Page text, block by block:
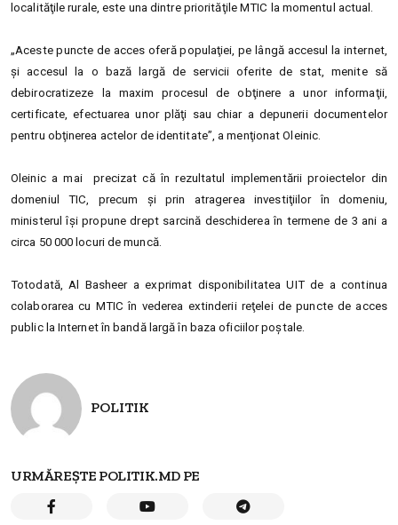
localităţile rurale, este una dintre priorităţile MTIC la momentul actual.
„Aceste puncte de acces oferă populaţiei, pe lângă accesul la internet,
şi accesul la o bază largă de servicii oferite de stat, menite să
debirocratizeze la maxim procesul de obţinere a unor informaţii,
certificate, efectuarea unor plăţi sau chiar a depunerii documentelor
pentru obţinerea actelor de identitate”, a menţionat Oleinic.
Oleinic a mai precizat că în rezultatul implementării proiectelor din
domeniul TIC, precum şi prin atragerea investiţiilor în domeniu,
ministerul îşi propune drept sarcină deschiderea în termene de 3 ani a
circa 50 000 locuri de muncă.
Totodată, Al Basheer a exprimat disponibilitatea UIT de a continua
colaborarea cu MTIC în vederea extinderii reţelei de puncte de acces
public la Internet în bandă largă în baza oficiilor poştale.
POLITIK
URMĂREȘTE POLITIK.MD PE